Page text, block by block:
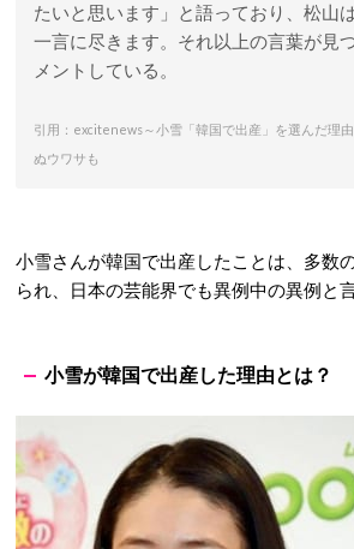
たいと思います」と語っており、松山
一言に尽きます。それ以上の言葉が見
メントしている。
引用：excitenews～小雪「韓国で出産」を選んだ理
ぬウワサも
小雪さんが韓国で出産したことは、多数
られ、日本の芸能界でも異例中の異例と
小雪が韓国で出産した理由とは？